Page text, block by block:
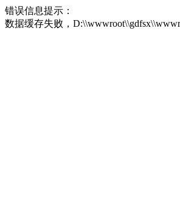
错误信息提示：
数据缓存失败，